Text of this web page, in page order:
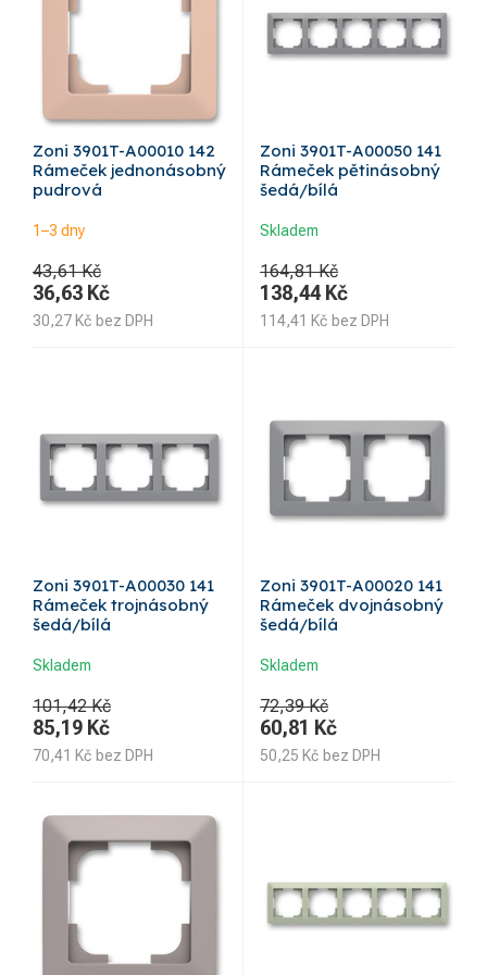
Zoni 3901T-A00010 142
Rámeček jednonásobný
pudrová
1–3 dny
43,61 Kč
36,63 Kč
30,27 Kč bez DPH
Zoni 3901T-A00050 141
Rámeček pětinásobný
šedá/bílá
Skladem
164,81 Kč
138,44 Kč
114,41 Kč bez DPH
Zoni 3901T-A00030 141
Rámeček trojnásobný
šedá/bílá
Skladem
101,42 Kč
85,19 Kč
70,41 Kč bez DPH
Zoni 3901T-A00020 141
Rámeček dvojnásobný
šedá/bílá
Skladem
72,39 Kč
60,81 Kč
50,25 Kč bez DPH